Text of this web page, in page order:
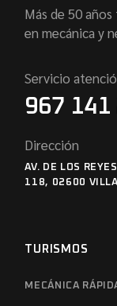
Más de 50
en mecánica y
Servicio
967 141
Dirección
AV. DE LOS
118, 02600
TURISMOS
MECÁNICA